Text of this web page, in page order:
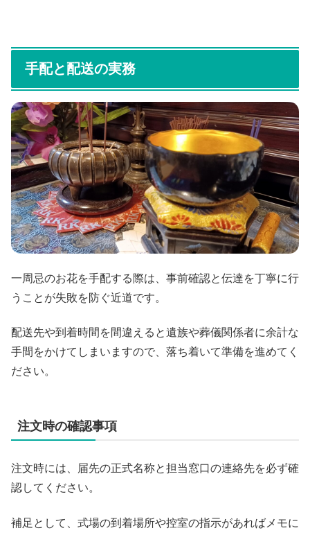
手配と配送の実務
一周忌のお花を手配する際は、事前確認と伝達を丁寧に行
うことが失敗を防ぐ近道です。
配送先や到着時間を間違えると遺族や葬儀関係者に余計な
手間をかけてしまいますので、落ち着いて準備を進めてく
ださい。
注文時の確認事項
注文時には、届先の正式名称と担当窓口の連絡先を必ず確
認してください。
補足として、式場の到着場所や控室の指示があればメモに